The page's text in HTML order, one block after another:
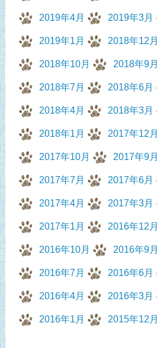
2019年4月 2019年3月
2019年1月 2018年12月
2018年10月 2018年9月
2018年7月 2018年6月
2018年4月 2018年3月
2018年1月 2017年12月
2017年10月 2017年9月
2017年7月 2017年6月
2017年4月 2017年3月
2017年1月 2016年12月
2016年10月 2016年9月
2016年7月 2016年6月
2016年4月 2016年3月
2016年1月 2015年12月